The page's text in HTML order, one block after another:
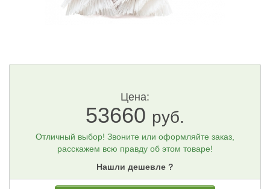
Цена:
53660 руб.
Отличный выбор! Звоните или оформляйте заказ,
расскажем всю правду об этом товаре!
Нашли дешевле ?